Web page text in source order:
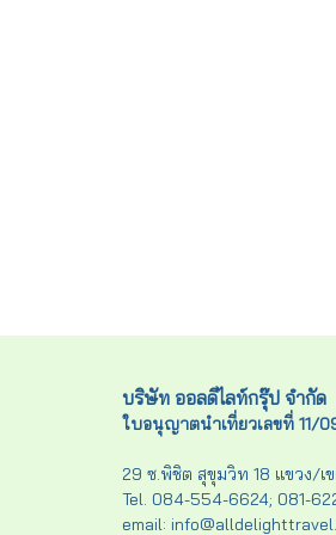
บริษัท ออลดีไลท์กรุ๊ป จำกัด
ใบอนุญาตนำเที่ยวเลขที่ 11/
29 ซ.พิชิต สุขุมวิท 18 แขวง/เ
Tel. 084-554-6624; 081-
email: